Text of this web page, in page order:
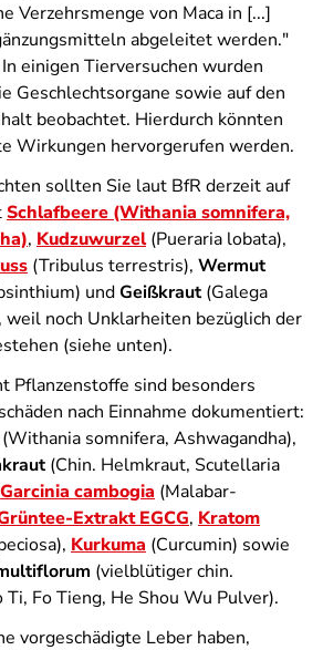
Verzehrsmenge von Maca in [...]
abgeleitet werden."
einigen Tierversuchen wurden
Geschlechtsorgane sowie auf den
beobachtet. Hierdurch könnten
Wirkungen hervorgerufen werden.
sollten Sie laut BfR derzeit auf
Schlafbeere (Withania somnifera,
, Kudzuwurzel(Pueraria lobata),
(Tribulus terrestris), Wermut
undGeißkraut(Galega
weil noch Unklarheiten bezüglich der
(siehe unten).
Pflanzenstoffe sind besonders
nach Einnahme dokumentiert:
(Withania somnifera, Ashwagandha),
(Chin. Helmkraut, Scutellaria
Garcinia cambogia (Malabar-
Extrakt EGCG, Kratom
Kurkuma (Curcumin) sowie
(vielblütiger chin.
Ti, Fo Tieng, He Shou Wu Pulver).
vorgeschädigte Leber haben,